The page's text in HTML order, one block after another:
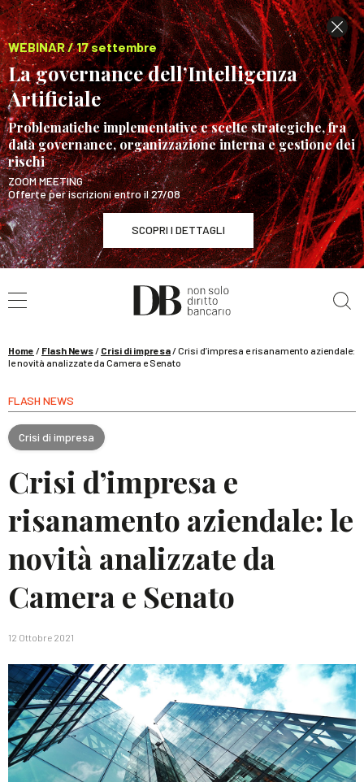
WEBINAR / 17 settembre
La governance dell’Intelligenza
Artificiale
Problematiche implementative e scelte strategiche, fra
data governance, organizzazione interna e gestione dei
rischi
ZOOM MEETING
Offerte per iscrizioni entro il 27/08
SCOPRI I DETTAGLI
WEBINAR / 17 settembre
La governance dell’Intelligenza Artificiale
Home / Flash News/ Crisi di impresa/Crisi d’impresa e risanamento aziendale:
le novità analizzate da Camera e Senato
FLASH NEWS
Crisi di impresa
Crisi d’impresa e
risanamento aziendale: le
novità analizzate da
Camera e Senato
12 Ottobre 2021